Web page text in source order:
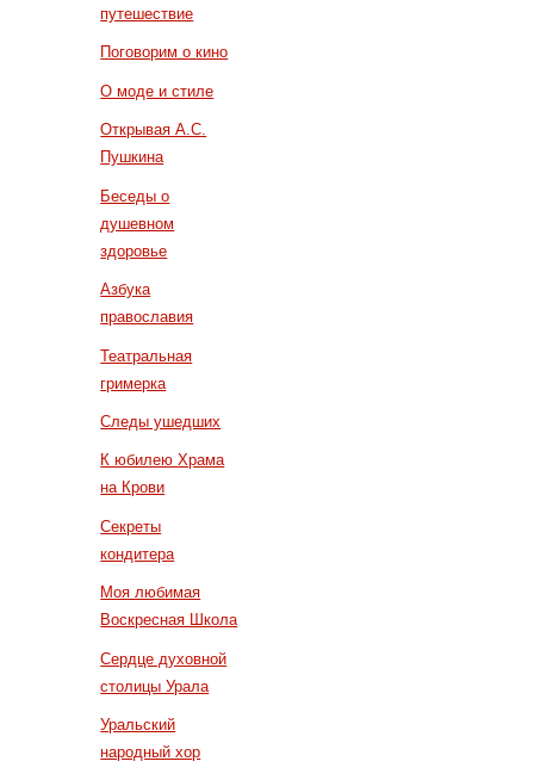
путешествие
Поговорим о кино
О моде и стиле
Открывая А.С.
Пушкина
Беседы о
душевном
здоровье
Азбука
православия
Театральная
гримерка
Следы ушедших
К юбилею Храма
на Крови
Секреты
кондитера
Моя любимая
Воскресная Школа
Сердце духовной
столицы Урала
Уральский
народный хор